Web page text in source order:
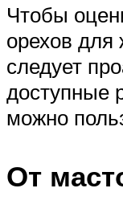
Чтобы
орехов для
следует
доступные
можно
От